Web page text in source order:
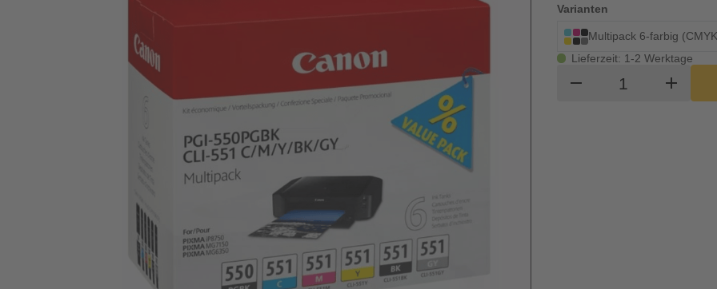
Varianten
Multipack 6-farbig
Lieferzeit: 1-2 Werktage
remove Produktadd